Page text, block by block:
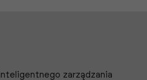
zarządzania